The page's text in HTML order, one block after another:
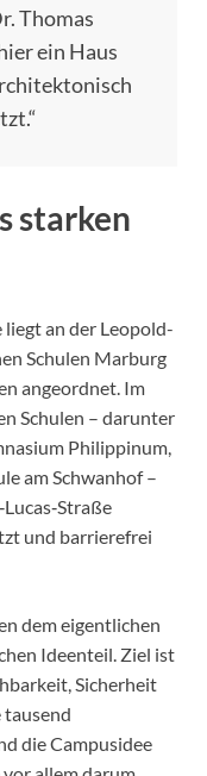
Thomas
ein Haus
starken
an der Leopold-
Schulen Marburg
angeordnet. Im
Schulen – darunter
Philippinum,
am Schwanhof –
und barrierefrei
dem eigentlichen
Ideenteil. Ziel ist
Sicherheit
die Campusidee